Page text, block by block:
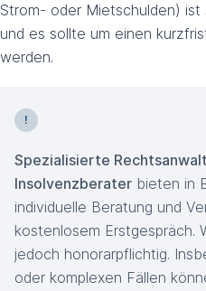
Strom- oder Mietschulden) ist
und es sollte um einen
werden.
Spezialisierte
Insolvenzberater bieten in
individuelle Beratung und
kostenlosem Erstgespräch.
jedoch honorarpflichtig.
oder komplexen Fällen